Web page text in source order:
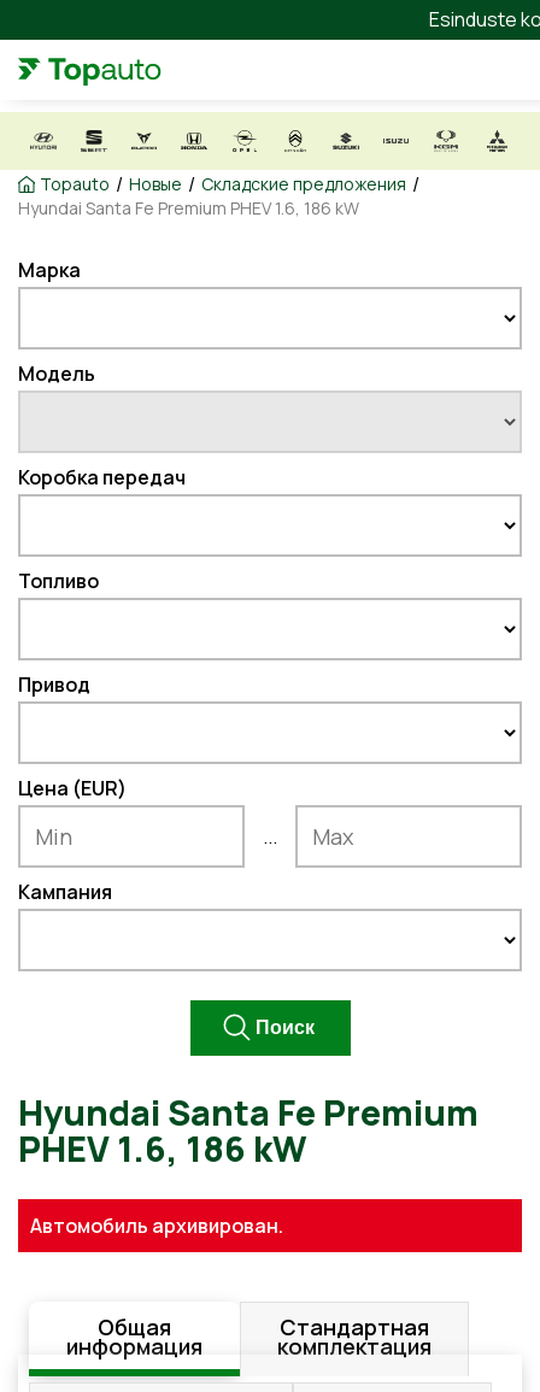
Esinduste
Topauto / Новые / Складские предложения /
Hyundai Santa Fe Premium PHEV 1.6, 186 kW
Марка
Модель
Коробка передач
Топливо
Привод
Цена (EUR)
...
Кампания
Hyundai Santa Fe Premium
Автомобиль архивирован.
Общая
информация
Стандартная
комплектация